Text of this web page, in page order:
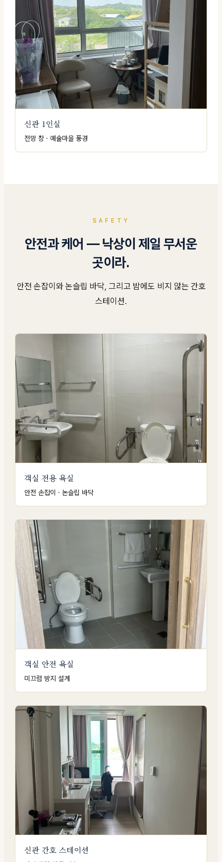
신관 1인실
전망 창 · 예술마을 풍경
SAFETY
안전과 케어 — 낙상이 제일 무서운
곳이라.
안전 손잡이와 논슬립 바닥, 그리고 밤에도 비지 않는 간호
스테이션.
객실 전용 욕실
안전 손잡이 · 논슬립 바닥
객실 안전 욕실
미끄럼 방지 설계
신관 간호 스테이션